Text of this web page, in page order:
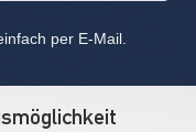
per E-Mail.